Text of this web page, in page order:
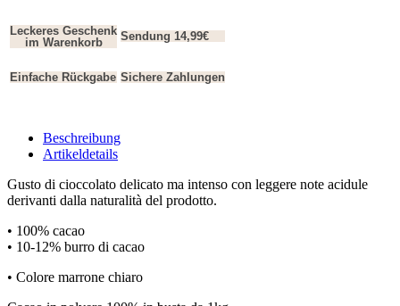
Leckeres Geschenk
im Warenkorb
Sendung 14,99€
Einfache Rückgabe Sichere Zahlungen
Beschreibung
Artikeldetails
Gusto di cioccolato delicato ma intenso con leggere note acidule
derivanti dalla naturalità del prodotto.
• 100% cacao
• 10-12% burro di cacao
• Colore marrone chiaro